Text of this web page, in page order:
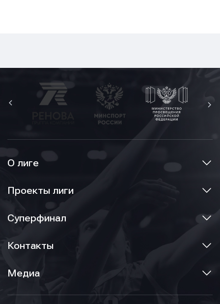
О лиге
Проекты лиги
Суперфинал
Контакты
Медиа